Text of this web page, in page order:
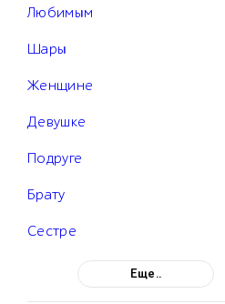
Любимым
Шары
Женщине
Девушке
Подруге
Брату
Сестре
Еще..